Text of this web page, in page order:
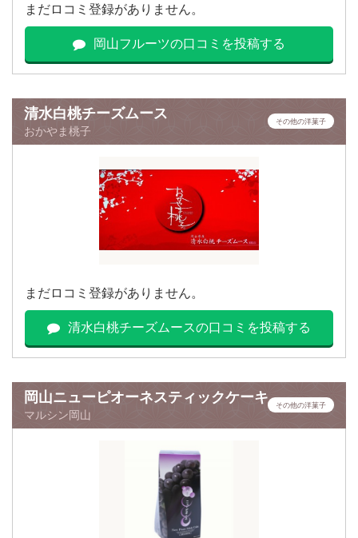
まだロコミ登録がありません。
岡山フルーツの口コミを投稿する
清水白桃チーズムース
おかやま桃子
その他の洋菓子
まだロコミ登録がありません。
清水白桃チーズムースの口コミを投稿する
岡山ニューピオーネスティックケーキ
マルシン岡山
その他の洋菓子